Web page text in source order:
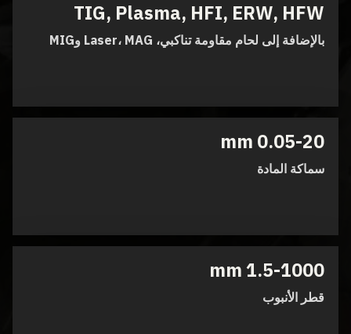
TIG, Plasma, HFI, ERW, HFW
بالإضافة إلى لحام مقاومة تناكبي، Laser، MAG وMIG
0.05-20 mm
سماكة المادة
1.5-1000 mm
قطر الأنبوب